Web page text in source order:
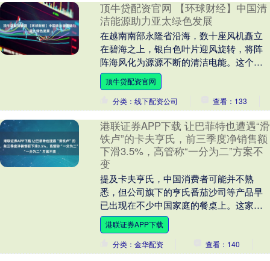
顶牛贷配资官网 【环球财经】中国清
洁能源助力亚太绿色发展
在越南南部永隆省沿海，数十座风机矗立
在碧海之上，银白色叶片迎风旋转，将阵
阵海风化为源源不断的清洁电能。这个由
中国企业承建的平大海上风电项目，成为
当地渔民出海时的....
顶牛贷配资官网
分类：线下配资公司
查看：133
港联证券APP下载 让巴菲特也遭遇“滑
铁卢”的卡夫亨氏，前三季度净销售额
下滑3.5%，高管称“一分为二”方案不
变
提及卡夫亨氏，中国消费者可能并不熟
悉，但公司旗下的亨氏番茄沙司等产品早
已出现在不少中国家庭的餐桌上。这家巨
头进入中国市场已经超过40年，旗下品牌
超20个，涉及调....
港联证券APP下载
分类：金华配资
查看：140